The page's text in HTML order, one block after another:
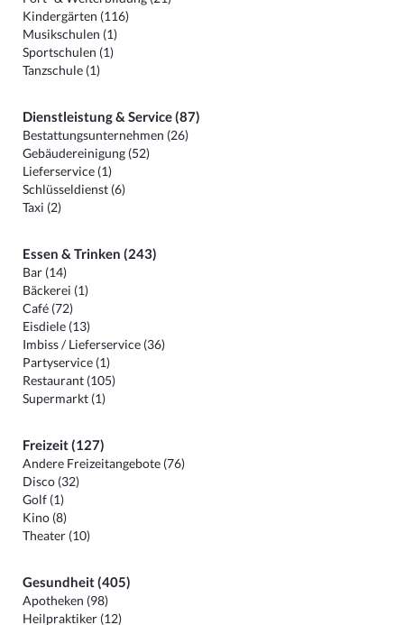
Kindergärten (116)
Musikschulen (1)
Sportschulen (1)
Tanzschule (1)
Dienstleistung & Service (87)
Bestattungsunternehmen (26)
Gebäudereinigung (52)
Lieferservice (1)
Schlüsseldienst (6)
Taxi (2)
Essen & Trinken (243)
Bar (14)
Bäckerei (1)
Café (72)
Eisdiele (13)
Imbiss / Lieferservice (36)
Partyservice (1)
Restaurant (105)
Supermarkt (1)
Freizeit (127)
Andere Freizeitangebote (76)
Disco (32)
Golf (1)
Kino (8)
Theater (10)
Gesundheit (405)
Apotheken (98)
Heilpraktiker (12)